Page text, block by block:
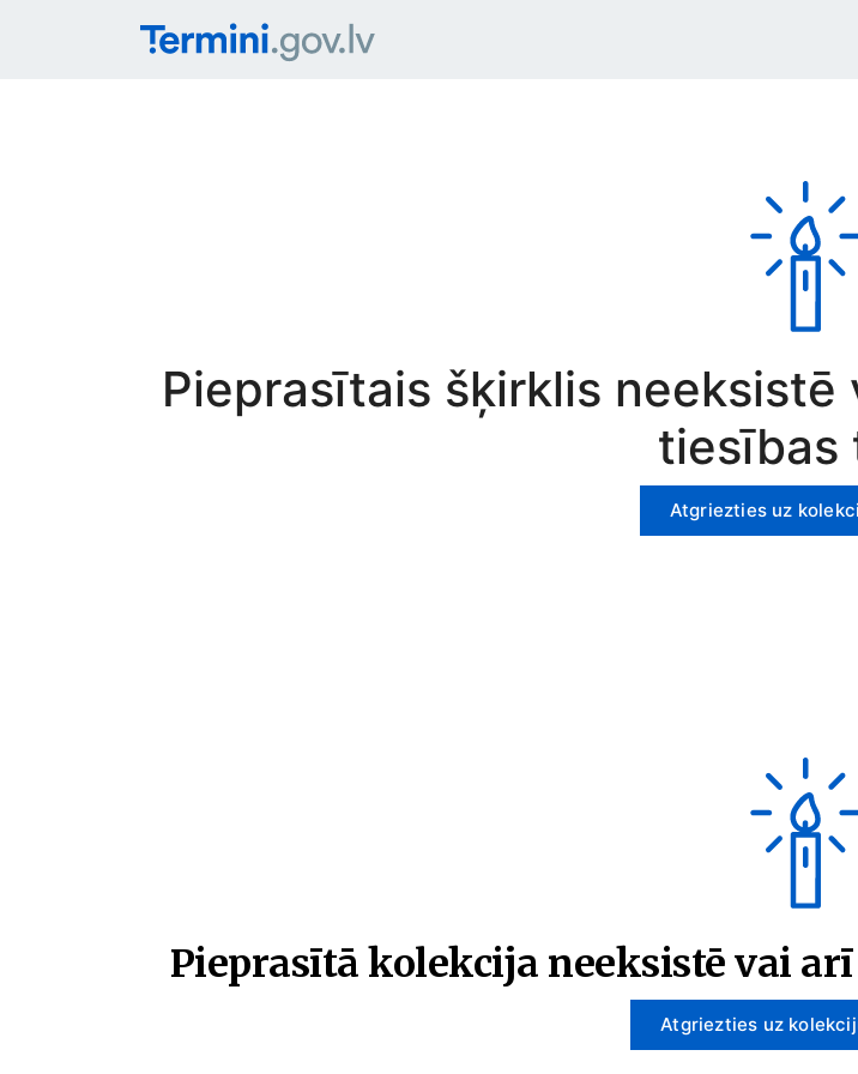
Pieprasītais šķirklis
tiesības
Atgriezties uz
Pieprasītā kolekcija neeksistē vai
Atgriezties uz